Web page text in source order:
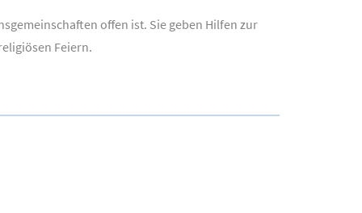
offen ist. Sie geben Hilfen zur
Feiern.